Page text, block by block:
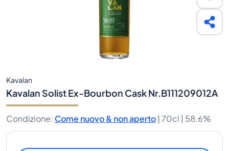
Kavalan
Kavalan Solist Ex-Bourbon Cask Nr.B111209012A
Condizione: Come nuovo & non aperto | 70cl | 58.6%